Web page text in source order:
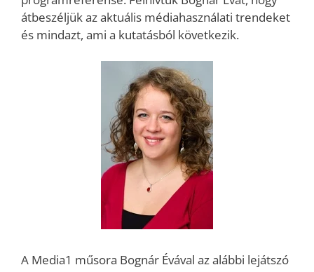
átbeszéljük az aktuális médiahasználati trendeket
és mindazt, ami a kutatásból következik.
A Media1 műsora Bognár Évával az alábbi lejátszó